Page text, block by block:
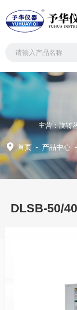
主营：旋转
首页 - 产品中心
DLSB-50/